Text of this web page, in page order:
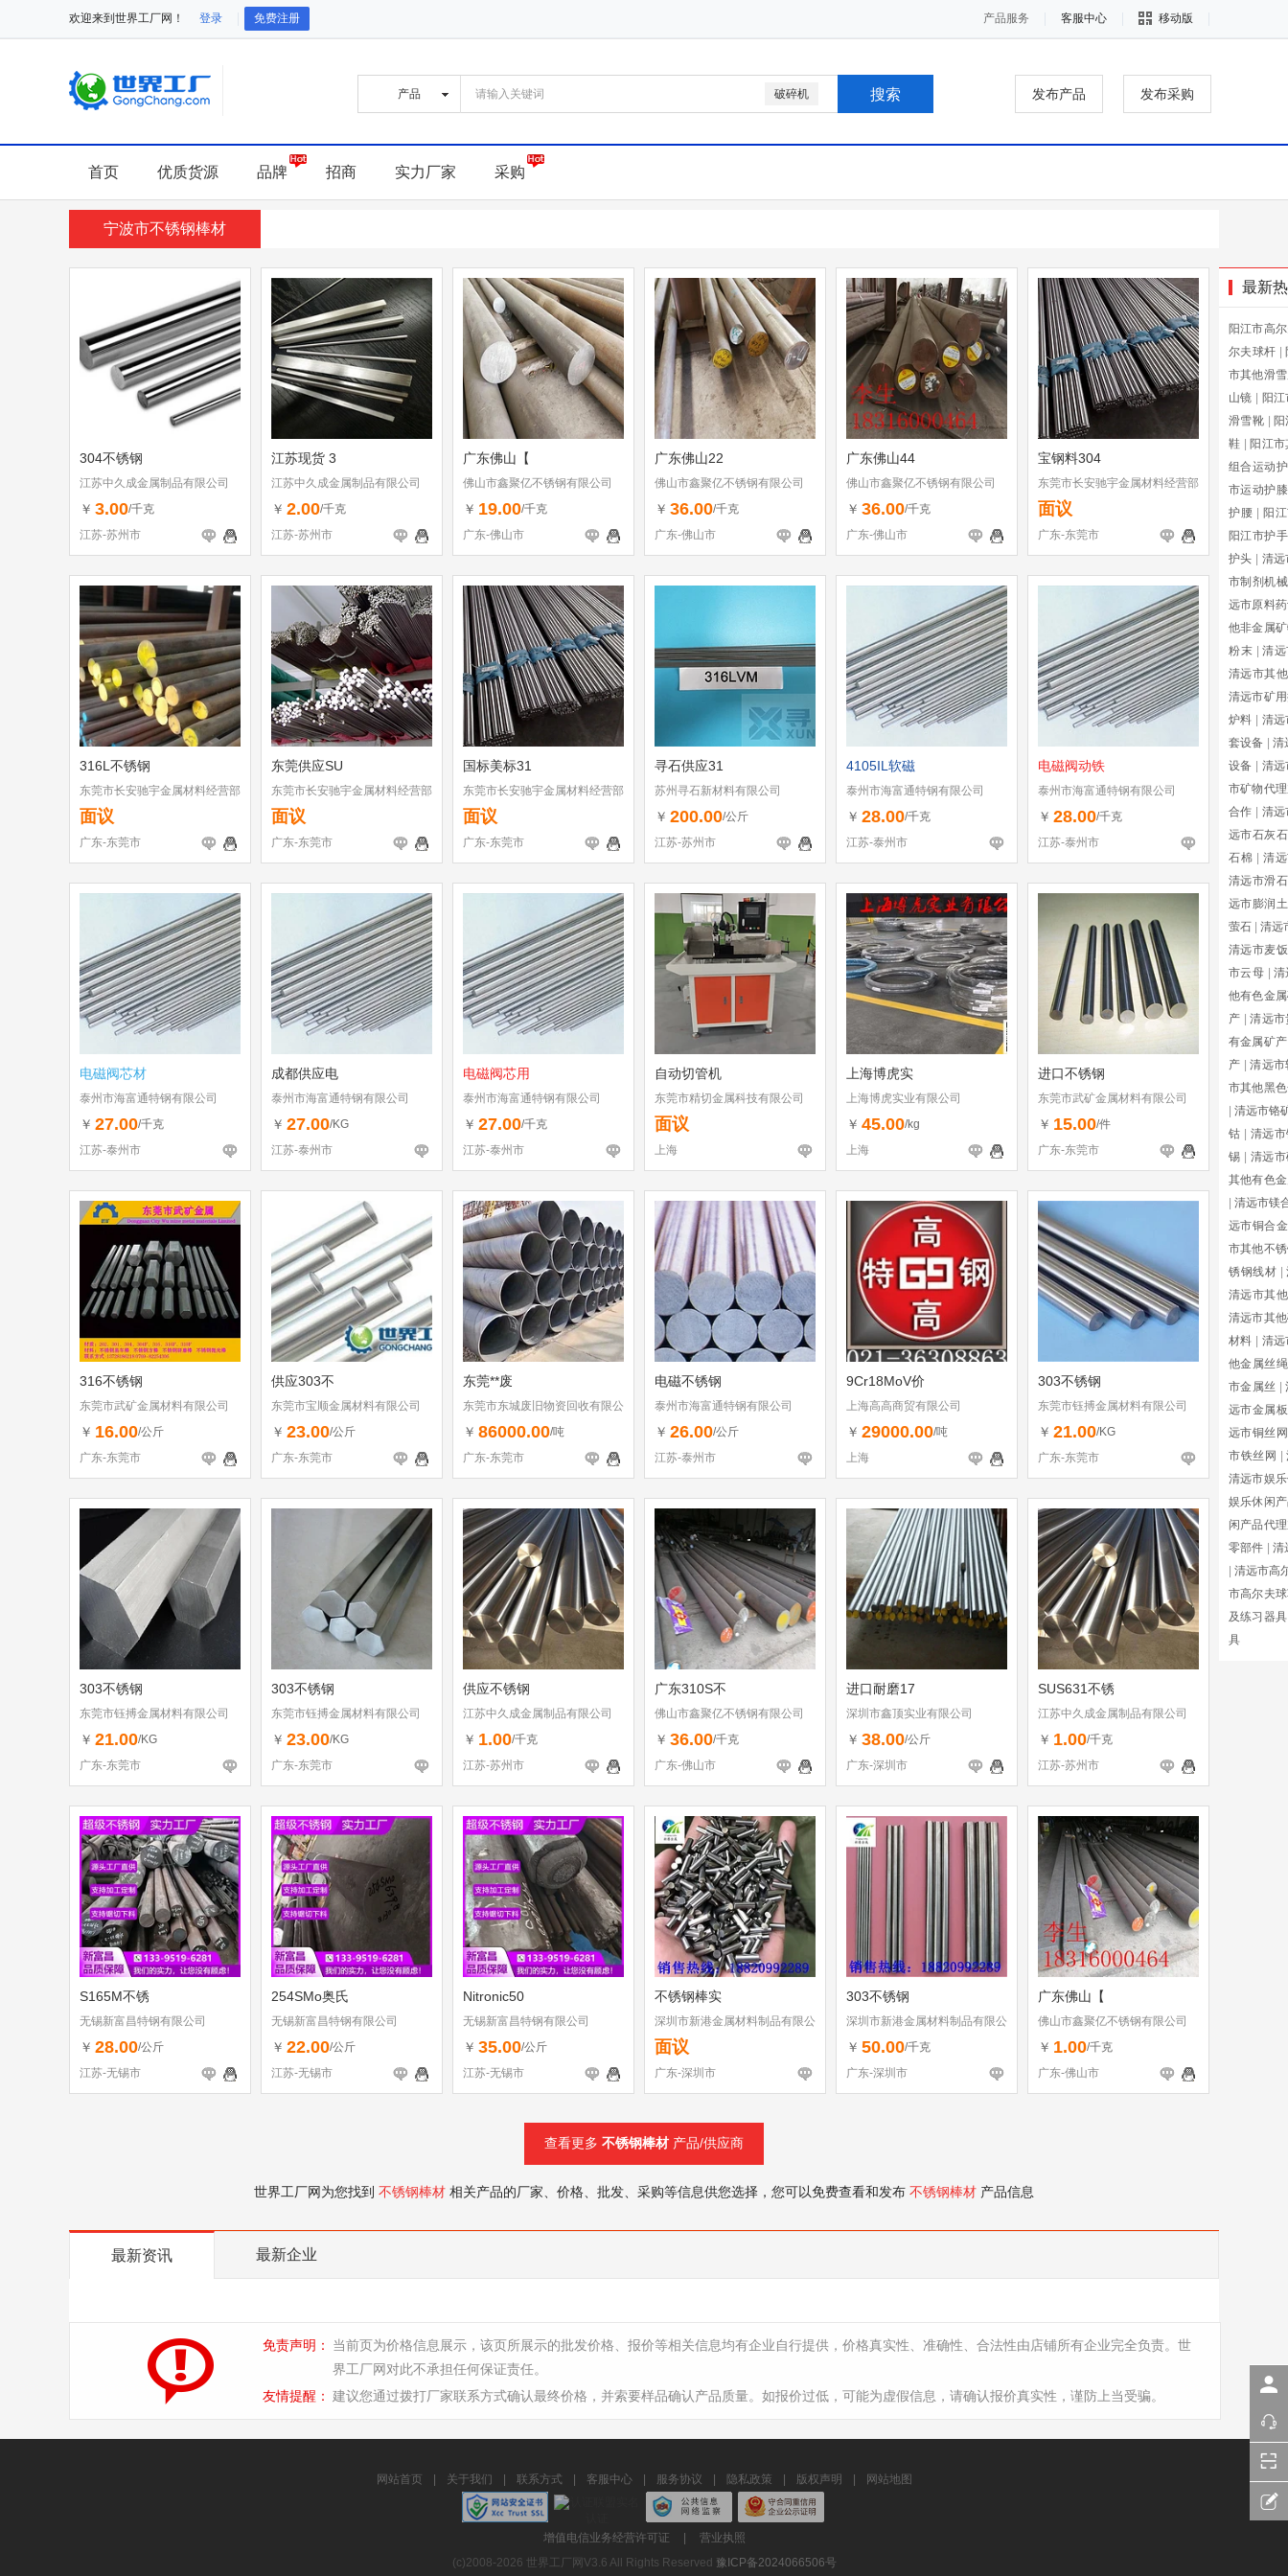
欢迎来到世界工厂网！ 登录 免费注册 产品服务 客服中心 移动版
破碎机 发布产品 发布采购
首页 优质货源 品牌 招商 实力厂家 采购
宁波市不锈钢棒材
304不锈钢
江苏中久成金属制品有限公司
￥ 3.00/千克
江苏-苏州市
江苏现货 3
江苏中久成金属制品有限公司
￥ 2.00/千克
江苏-苏州市
广东佛山【
佛山市鑫聚亿不锈钢有限公司
￥ 19.00/千克
广东-佛山市
广东佛山22
佛山市鑫聚亿不锈钢有限公司
￥ 36.00/千克
广东-佛山市
广东佛山44
佛山市鑫聚亿不锈钢有限公司
￥ 36.00/千克
广东-佛山市
宝钢料304
东莞市长安驰宇金属材料经营部
面议
广东-东莞市
316L不锈钢
东莞市长安驰宇金属材料经营部
面议
广东-东莞市
东莞供应SU
东莞市长安驰宇金属材料经营部
面议
广东-东莞市
国标美标31
东莞市长安驰宇金属材料经营部
面议
广东-东莞市
寻石供应31
苏州寻石新材料有限公司
￥ 200.00/公斤
江苏-苏州市
4105IL软磁
泰州市海富通特钢有限公司
￥ 28.00/千克
江苏-泰州市
电磁阀动铁
泰州市海富通特钢有限公司
￥ 28.00/千克
江苏-泰州市
电磁阀芯材
泰州市海富通特钢有限公司
￥ 27.00/千克
江苏-泰州市
成都供应电
泰州市海富通特钢有限公司
￥ 27.00/KG
江苏-泰州市
电磁阀芯用
泰州市海富通特钢有限公司
￥ 27.00/千克
江苏-泰州市
自动切管机
东莞市精切金属科技有限公司
面议
上海
上海博虎实
上海博虎实业有限公司
￥ 45.00/kg
上海
进口不锈钢
东莞市武矿金属材料有限公司
￥ 15.00/件
广东-东莞市
316不锈钢
东莞市武矿金属材料有限公司
￥ 16.00/公斤
广东-东莞市
供应303不
东莞市宝顺金属材料有限公司
￥ 23.00/公斤
广东-东莞市
东莞**废
东莞市东城废旧物资回收有限公
司
￥ 86000.00/吨
广东-东莞市
电磁不锈钢
泰州市海富通特钢有限公司
￥ 26.00/公斤
江苏-泰州市
9Cr18MoV价
上海高高商贸有限公司
￥ 29000.00/吨
上海
303不锈钢
东莞市钰搏金属材料有限公司
￥ 21.00/KG
广东-东莞市
303不锈钢
东莞市钰搏金属材料有限公司
￥ 21.00/KG
广东-东莞市
303不锈钢
东莞市钰搏金属材料有限公司
￥ 23.00/KG
广东-东莞市
供应不锈钢
江苏中久成金属制品有限公司
￥ 1.00/千克
江苏-苏州市
广东310S不
佛山市鑫聚亿不锈钢有限公司
￥ 36.00/千克
广东-佛山市
进口耐磨17
深圳市鑫顶实业有限公司
￥ 38.00/公斤
广东-深圳市
SUS631不锈
江苏中久成金属制品有限公司
￥ 1.00/千克
江苏-苏州市
S165M不锈
无锡新富昌特钢有限公司
￥ 28.00/公斤
江苏-无锡市
254SMo奥氏
无锡新富昌特钢有限公司
￥ 22.00/公斤
江苏-无锡市
Nitronic50
无锡新富昌特钢有限公司
￥ 35.00/公斤
江苏-无锡市
不锈钢棒实
深圳市新港金属材料制品有限公
司
面议
广东-深圳市
303不锈钢
深圳市新港金属材料制品有限公
司
￥ 50.00/千克
广东-深圳市
广东佛山【
佛山市鑫聚亿不锈钢有限公司
￥ 1.00/千克
广东-佛山市
查看更多 不锈钢棒材 产品/供应商
世界工厂网为您找到 不锈钢棒材 相关产品的厂家、价格、批发、采购等信息供您选择，您可以免费查看和发布 不锈钢棒材 产品信息
最新
阳江市高
尔夫球杆
市其他滑
山镜
阳
滑雪靴
鞋
阳江
组合运动
市运动护膝
护腰
阳
阳江市护手
护头
清
市制剂机械
远市原料
他非金属
粉末
清
清远市其
清远市矿
炉料
清远
套设备
清
设备
清
市矿物代
合作
清
远市石灰石
石棉
清
清远市滑
远市膨润土
萤石
清远
清远市麦
市云母
清
他有色金
产
清远市
有金属矿产
产
清远市
市其他黑
清远市铬
钴
清远
锡
清远
其他有色
清远市镁
远市铜合金
市其他不
锈钢线材
清远市其
清远市其
材料
清
他金属丝绳
市金属丝
远市金属
远市铜丝网
市铁丝网
清远市娱
娱乐休闲
闲产品代
零部件
清
清远市高
市高尔夫
及练习器具
具
最新资讯 最新企业
免责声明：
当前页为价格信息展示，该页所展示的批发价格、报价等相关信息均有企业自行提供，价格真实性、准确性、合法性由店铺所有企业完全负责。世
界工厂网对此不承担任何保证责任。
友情提醒： 建议您通过拨打厂家联系方式确认最终价格，并索要样品确认产品质量。如报价过低，可能为虚假信息，请确认报价真实性，谨防上当受骗。
网站首页 关于我们 联系方式 客服中心 服务协议 隐私政策 版权声明 网站地图
增值电信业务经营许可证
营业执照
(c)2008-2026 世界工厂网V3.6 All Rights Reserved 豫ICP备2024066506号